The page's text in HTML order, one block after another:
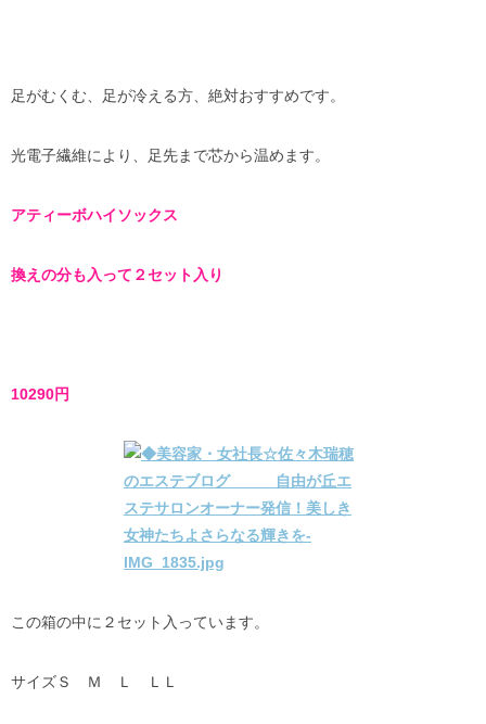
足がむくむ、足が冷える方、絶対おすすめです。
光電子繊維により、足先まで芯から温めます。
アティーボハイソックス
換えの分も入って２セット入り
10290円
この箱の中に２セット入っています。
サイズＳ Ｍ Ｌ ＬＬ